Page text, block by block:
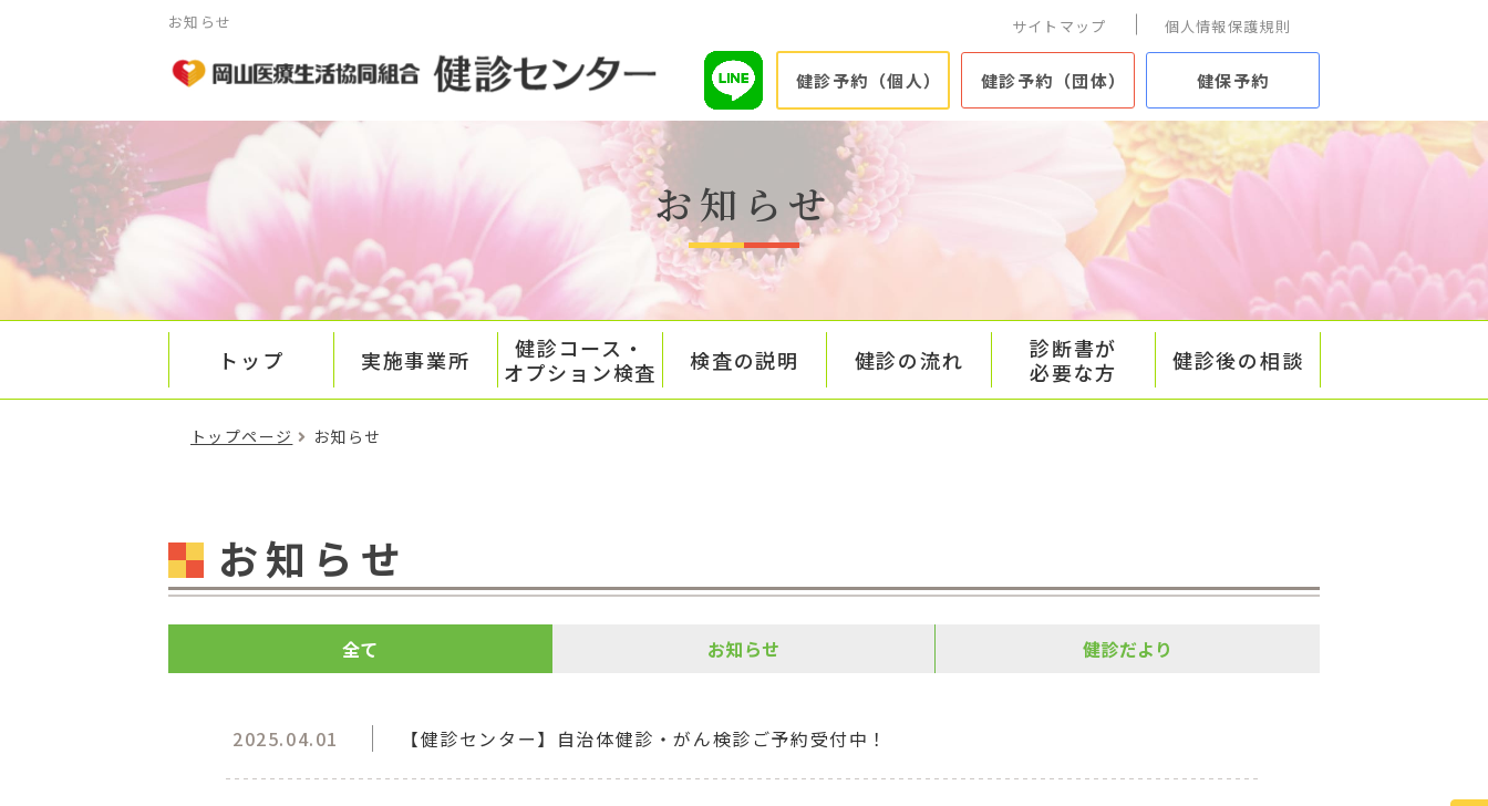
お知らせ サイトマップ 個人情報保護規則
健診予約（個人） 健診予約（団体） 健保予約
お知らせ
トップ 実施事業所
健診コース・
オプション検査
検査の説明 健診の流れ
診断書が
必要な方
健診後の相談
トップページ お知らせ
お知らせ
全て お知らせ 健診だより
2025.04.01 【健診センター】自治体健診・がん検診ご予約受付中！